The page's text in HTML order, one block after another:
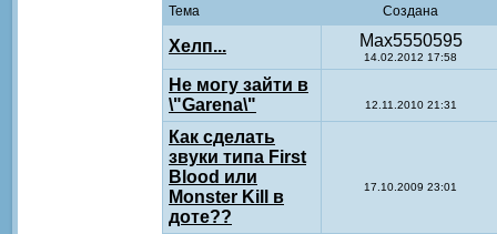
Тема Создана
Хелп... Max5550595
14.02.2012 17:58
Не могу зайти в
\"Garena\"
12.11.2010 21:31
Как сделать
звуки типа First
Blood или
Monster Kill в
доте??
17.10.2009 23:01